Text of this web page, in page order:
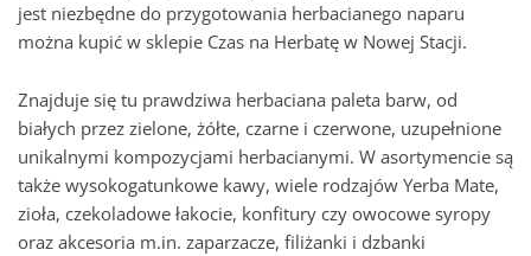
jest niezbędne do przygotowania herbacianego naparu
można kupić w sklepie Czas na Herbatę w Nowej Stacji.
Znajduje się tu prawdziwa herbaciana paleta barw, od
białych przez zielone, żółte, czarne i czerwone, uzupełnione
unikalnymi kompozycjami herbacianymi. W asortymencie są
także wysokogatunkowe kawy, wiele rodzajów Yerba Mate,
zioła, czekoladowe łakocie, konfitury czy owocowe syropy
oraz akcesoria m.in. zaparzacze, filiżanki i dzbanki